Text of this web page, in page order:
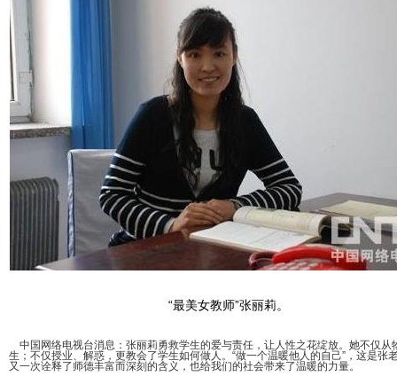
“最美女教师”张丽莉。
中国网络电视台消息：张丽莉勇救学生的爱与责任，让人性之花绽放。她不仅从
生；不仅授业、解惑，更教会了学生如何做人。“做一个温暖他人的自己”，这是张
又一次诠释了师德丰富而深刻的含义，也给我们的社会带来了温暖的力量。